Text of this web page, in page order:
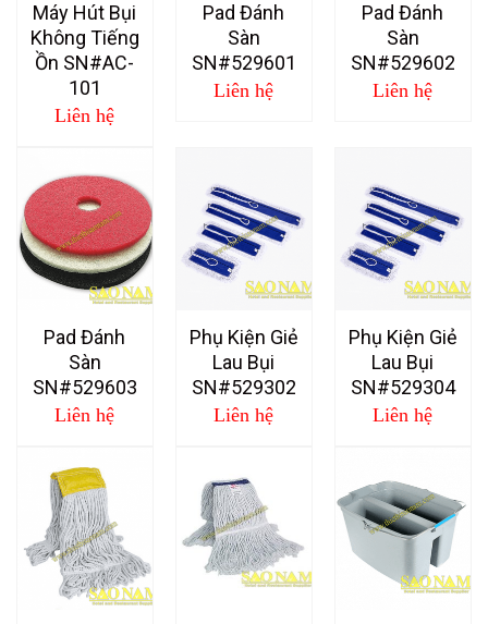
Máy Hút Bụi
Không Tiếng
Ồn SN#AC-
101
Liên hệ
Pad Đánh
Sàn
SN#529601
Liên hệ
Pad Đánh
Sàn
SN#529602
Liên hệ
Pad Đánh
Sàn
SN#529603
Liên hệ
Phụ Kiện Giẻ
Lau Bụi
SN#529302
Liên hệ
Phụ Kiện Giẻ
Lau Bụi
SN#529304
Liên hệ